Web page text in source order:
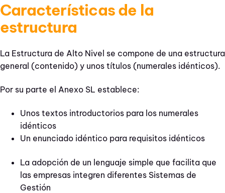
Características de la
estructura
La Estructura de Alto Nivel se compone de una estructura
general (contenido) y unos títulos (numerales idénticos).
Por su parte el Anexo SL establece:
Unos textos introductorios para los numerales
idénticos
Un enunciado idéntico para requisitos idénticos
La adopción de un lenguaje simple que facilita que
las empresas integren diferentes Sistemas de
Gestión